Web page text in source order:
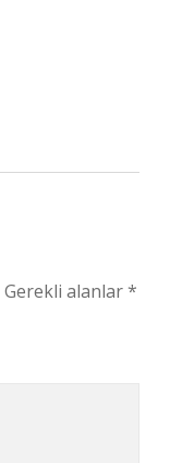
Gerekli alanlar*